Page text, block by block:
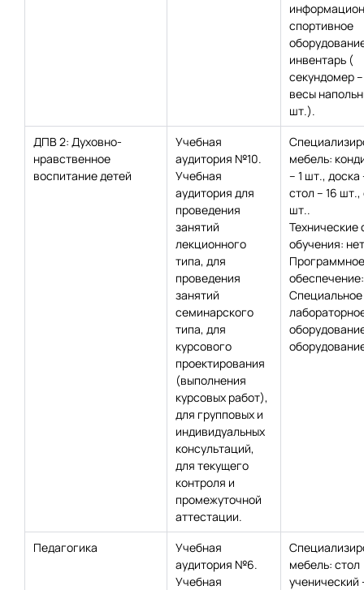
спортивное
инвентарь (
секундомер
весы
шт.).
ДПВ 2: Духовно-
нравственное
воспитание детей
Учебная
аудитория №10.
Учебная
аудитория для
проведения
занятий
лекционного
типа, для
проведения
занятий
семинарского
типа, для
курсового
проектирования
(выполнения
курсовых работ),
для групповых и
индивидуальных
консультаций,
для текущего
контроля и
промежуточной
аттестации.
мебель:
– 1 шт., доска
стол – 16 шт.,
шт..
Технические
обучения:
Программное
Специальное
Педагогика
Учебная
аудитория №6.
Учебная
мебель: стол
ученический